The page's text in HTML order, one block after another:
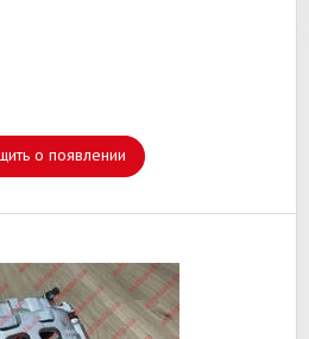
о появлении